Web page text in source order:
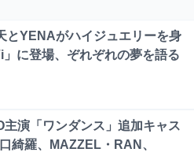
とYENAがハイジュエリーを身
に登場、ぞれぞれの夢を語る
演「ワンダンス」追加キャス
綺羅、MAZZEL・RAN、